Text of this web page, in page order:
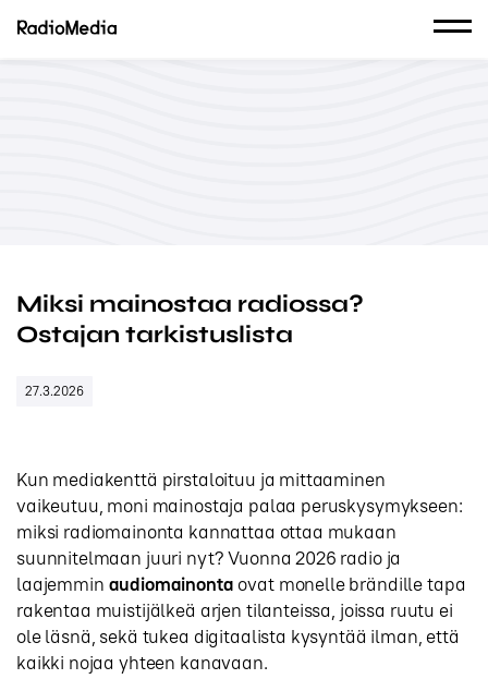
Miksi mainostaa radiossa?
Ostajan tarkistuslista
27.3.2026
Kun mediakenttä pirstaloituu ja mittaaminen
vaikeutuu, moni mainostaja palaa peruskysymykseen:
miksi radiomainonta kannattaa ottaa mukaan
suunnitelmaan juuri nyt? Vuonna 2026 radio ja
laajemmin audiomainonta ovat monelle brändille tapa
rakentaa muistijälkeä arjen tilanteissa, joissa ruutu ei
ole läsnä, sekä tukea digitaalista kysyntää ilman, että
kaikki nojaa yhteen kanavaan.